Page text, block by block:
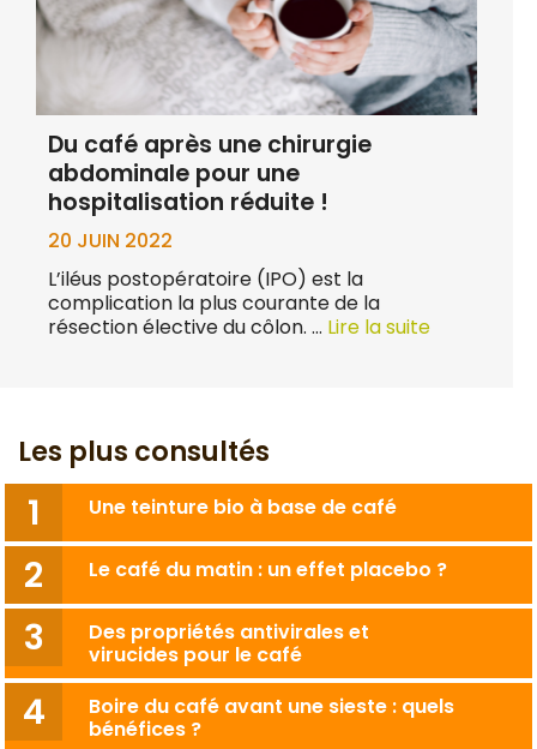
Du café après une chirurgie
abdominale pour une
hospitalisation réduite !
20 JUIN 2022
L’iléus postopératoire (IPO) est la
complication la plus courante de la
résection élective du côlon. … Lire la suite
Les plus consultés
Une teinture bio à base de café
Le café du matin : un effet placebo ?
Des propriétés antivirales et
virucides pour le café
Boire du café avant une sieste : quels
bénéfices ?